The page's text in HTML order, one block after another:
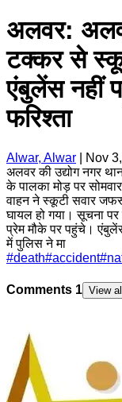
अलवर:
टक्कर से
एंबुलेंस नहीं
फरिश्ता
Alwar, Alwar
Nov
अलवर की उद्योग नगर
के पालका मोड़ पर
वाहन ने स्कूटी सवार
घायल हो गया। सूचना
प्रेम मौके पर पहुंचे।
में पुलिस ने मा
#death#accident#
Comments 1 View all